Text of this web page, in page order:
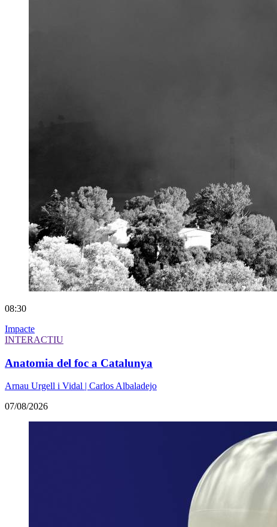
08:30
Impacte
INTERACTIU
Anatomia del foc a Catalunya
Arnau Urgell i Vidal | Carlos Albaladejo
07/08/2026